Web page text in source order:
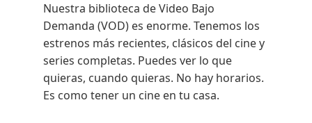
Nuestra biblioteca de Video Bajo
Demanda (VOD) es enorme. Tenemos los
estrenos más recientes, clásicos del cine y
series completas. Puedes ver lo que
quieras, cuando quieras. No hay horarios.
Es como tener un cine en tu casa.